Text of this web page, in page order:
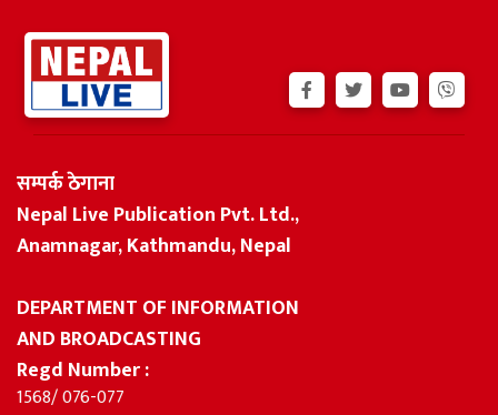
सम्पर्क ठेगाना
Nepal Live Publication Pvt. Ltd.,
Anamnagar, Kathmandu, Nepal
DEPARTMENT OF INFORMATION
AND BROADCASTING
Regd Number :
1568/ 076-077